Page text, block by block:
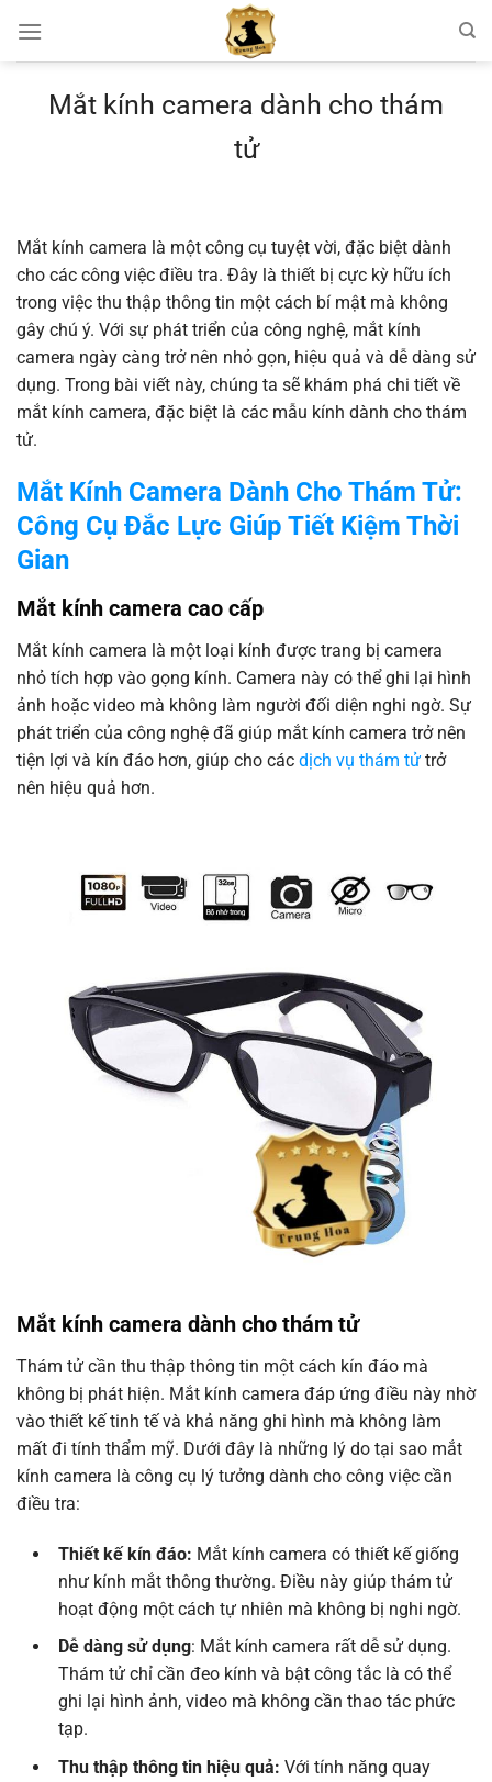
đến
nội
Mắt kính camera dành cho thám
tử
Mắt kính camera là một công cụ tuyệt vời, đặc biệt dành
cho các công việc điều tra. Đây là thiết bị cực kỳ hữu ích
trong việc thu thập thông tin một cách bí mật mà không
gây chú ý. Với sự phát triển của công nghệ, mắt kính
camera ngày càng trở nên nhỏ gọn, hiệu quả và dễ dàng sử
dụng. Trong bài viết này, chúng ta sẽ khám phá chi tiết về
mắt kính camera, đặc biệt là các mẫu kính dành cho thám
tử.
Mắt Kính Camera Dành Cho Thám Tử:
Công Cụ Đắc Lực Giúp Tiết Kiệm Thời
Gian
Mắt kính camera cao cấp
Mắt kính camera là một loại kính được trang bị camera
nhỏ tích hợp vào gọng kính. Camera này có thể ghi lại hình
ảnh hoặc video mà không làm người đối diện nghi ngờ. Sự
phát triển của công nghệ đã giúp mắt kính camera trở nên
tiện lợi và kín đáo hơn, giúp cho các dịch vụ thám tử trở
nên hiệu quả hơn.
Mắt kính camera dành cho thám tử
Thám tử cần thu thập thông tin một cách kín đáo mà
không bị phát hiện. Mắt kính camera đáp ứng điều này nhờ
vào thiết kế tinh tế và khả năng ghi hình mà không làm
mất đi tính thẩm mỹ. Dưới đây là những lý do tại sao mắt
kính camera là công cụ lý tưởng dành cho công việc cần
điều tra:
Thiết kế kín đáo: Mắt kính camera có thiết kế giống
như kính mắt thông thường. Điều này giúp thám tử
hoạt động một cách tự nhiên mà không bị nghi ngờ.
Dễ dàng sử dụng: Mắt kính camera rất dễ sử dụng.
Thám tử chỉ cần đeo kính và bật công tắc là có thể
ghi lại hình ảnh, video mà không cần thao tác phức
tạp.
Thu thập thông tin hiệu quả: Với tính năng quay